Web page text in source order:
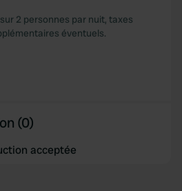
2 personnes par nuit, taxes
éventuels.
(0)
acceptée